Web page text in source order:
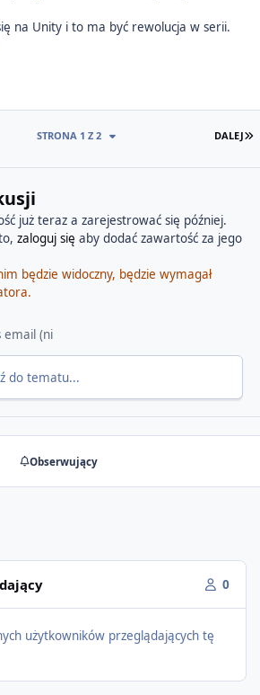
na Unity i to ma być rewolucja w serii.
DALEJ
STRONA 1 Z 2
już teraz a zarejestrować się później.
zaloguj się aby dodać zawartość za jego
będzie widoczny, będzie wymagał
do tematu...
Obserwujący
0
użytkowników przeglądających tę